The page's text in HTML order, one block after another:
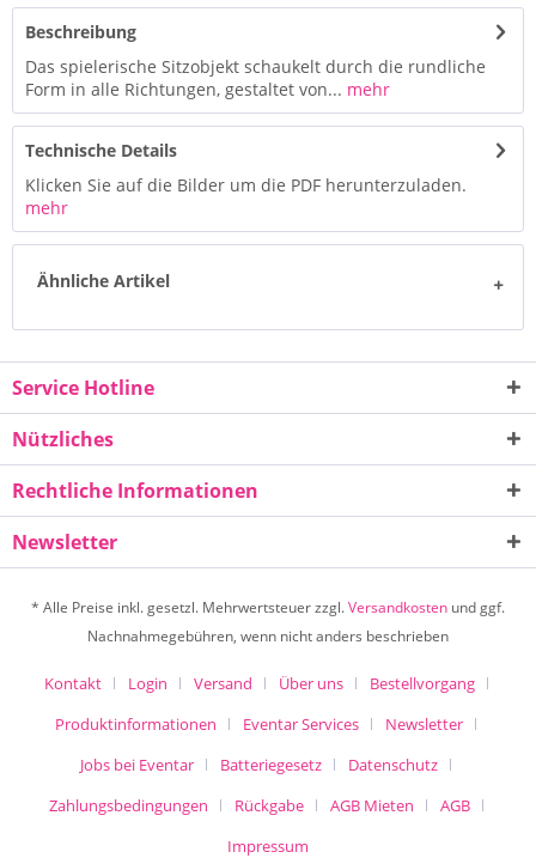
Beschreibung
Das spielerische Sitzobjekt schaukelt durch die rundliche
Form in alle Richtungen, gestaltet von... mehr
Technische Details
Klicken Sie auf die Bilder um die PDF herunterzuladen.
mehr
Ähnliche Artikel
Service Hotline
Nützliches
Rechtliche Informationen
Newsletter
* Alle Preise inkl. gesetzl. Mehrwertsteuer zzgl.Versandkosten und ggf.
Nachnahmegebühren, wenn nicht anders beschrieben
Kontakt Login Versand Über uns
Bestellvorgang
Produktinformationen
Eventar Services
Newsletter
Jobs bei Eventar
Batteriegesetz
Datenschutz
Zahlungsbedingungen
Rückgabe AGB Mieten
AGB
Impressum